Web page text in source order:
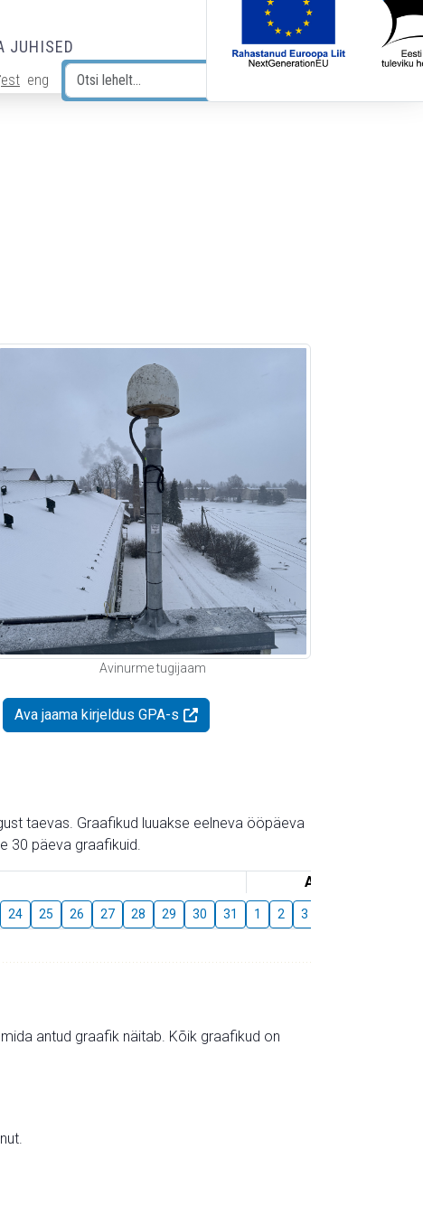
JUHISED
est eng
Avinurme tugijaam
Ava jaama kirjeldus GPA-s
taevas. Graafikud luuakse eelneva ööpäeva
30 päeva graafikuid.
August
24 25 26 27 28 29 30 31 1 2 3
antud graafik näitab. Kõik graafikud on